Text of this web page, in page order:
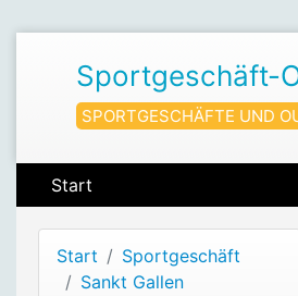
Sportgeschäft-
SPORTGESCHÄFTE UND
Start
Start
Sportgeschäft
Sankt Gallen